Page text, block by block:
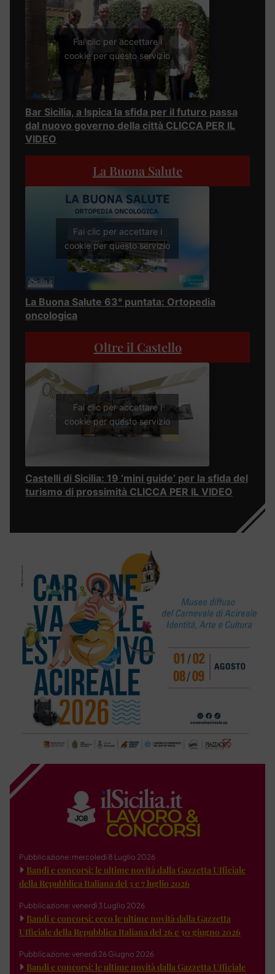
Fai clic per accettare i
cookie per questo servizio
Bar Sicilia, a Ispica la sfida per il futuro passa
dal nuovo governo della città CLICCA PER IL
VIDEO
La Buona Salute
Fai clic per accettare i
cookie per questo servizio
La Buona Salute 63° puntata: Ortopedia
oncologica
Oltre il Castello
Fai clic per accettare i
cookie per questo servizio
Castelli di Sicilia: 19 ‘mini guide’ per la sfida del
turismo di prossimità CLICCA PER IL VIDEO
Pubblicazione: mercoledì 8 Luglio 2026
Bandi e concorsi: le ultime novità dalla Gazzetta Ufficiale
della Repubblica Italiana del 3 e 7 luglio 2026
Pubblicazione: venerdì 3 Luglio 2026
Bandi e concorsi: ecco le ultime novità dalla Gazzetta
Ufficiale della Repubblica Italiana del 26 e 30 giugno 2026
Pubblicazione: venerdì 26 Giugno 2026
Bandi e concorsi: le ultime novità dalla Gazzetta Ufficiale